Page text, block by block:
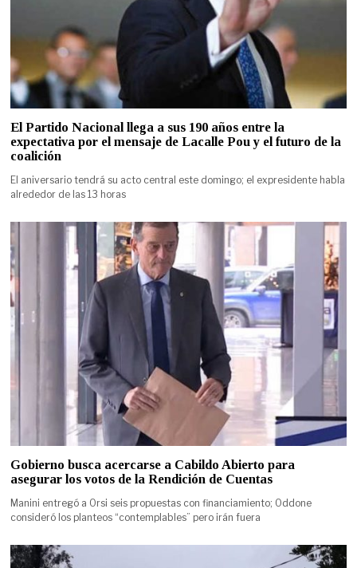
El Partido Nacional llega a sus 190 años entre la
expectativa por el mensaje de Lacalle Pou y el futuro de la
coalición
El aniversario tendrá su acto central este domingo; el expresidente habla
alrededor de las 13 horas
Gobierno busca acercarse a Cabildo Abierto para
asegurar los votos de la Rendición de Cuentas
Manini entregó a Orsi seis propuestas con financiamiento; Oddone
consideró los planteos “contemplables” pero irán fuera